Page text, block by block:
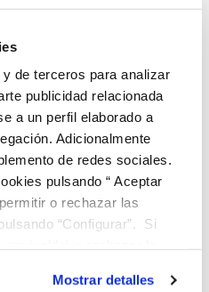
de terceros para analizar
publicidad relacionada
a un perfil elaborado a
Adicionalmente
de redes sociales.
pulsando “ Aceptar
o rechazar las
“Configurar”. Si
el sitio web funcione y que
Mostrar detalles
estrategia en
el evento
Summit